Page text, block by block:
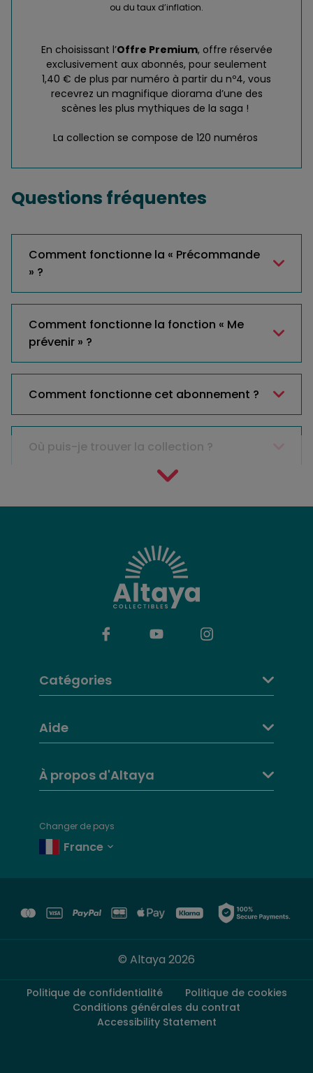
ou du taux d’inflation.
En choisissant l’Offre Premium, offre réservée
exclusivement aux abonnés, pour seulement
1,40 € de plus par numéro à partir du nº4, vous
recevrez un magnifique diorama d’une des
scènes les plus mythiques de la saga !
La collection se compose de 120 numéros
Questions fréquentes
Comment fonctionne la « Précommande
» ?
Comment fonctionne la fonction « Me
prévenir » ?
Comment fonctionne cet abonnement ?
Où puis-je trouver la collection ?
Catégories
Aide
À propos d'Altaya
Changer de pays
France
© Altaya 2026
Politique de confidentialité
Politique de cookies
Conditions générales du contrat
Accessibility Statement